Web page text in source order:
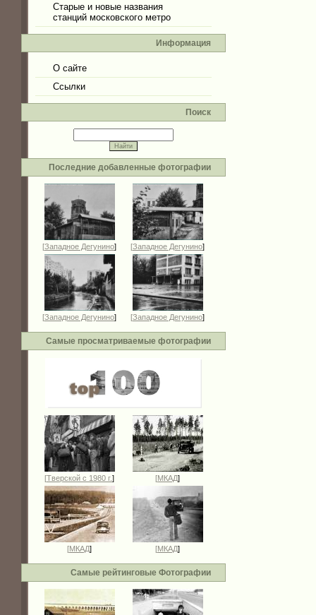
Старые и новые названия
станций московского метро
Информация
О сайте
Ссылки
Поиск
Последние добавленные фотографии
[Западное Дегунино] [Западное Дегунино]
[Западное Дегунино] [Западное Дегунино]
Самые просматриваемые фотографии
[Тверской с 1980 г.] [МКАД]
[МКАД] [МКАД]
Самые рейтинговые Фотографии